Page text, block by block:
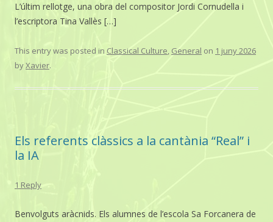
L’últim rellotge, una obra del compositor Jordi Cornudella i
l’escriptora Tina Vallès […]
This entry was posted in Classical Culture, General on 1 juny 2026
byXavier.
Els referents clàssics a la cantània “Real” i
la IA
1 Reply
Benvolguts aràcnids. Els alumnes de l’escola Sa Forcanera de